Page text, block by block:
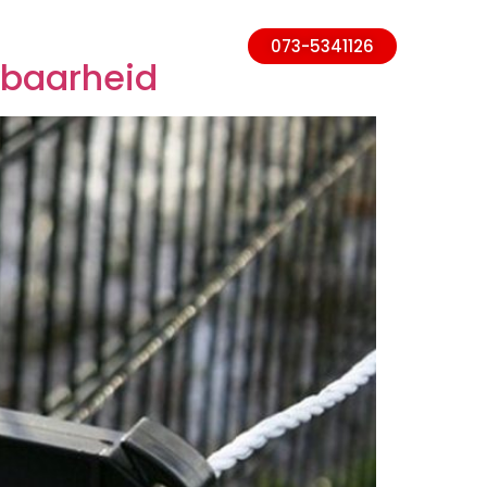
073-5341126